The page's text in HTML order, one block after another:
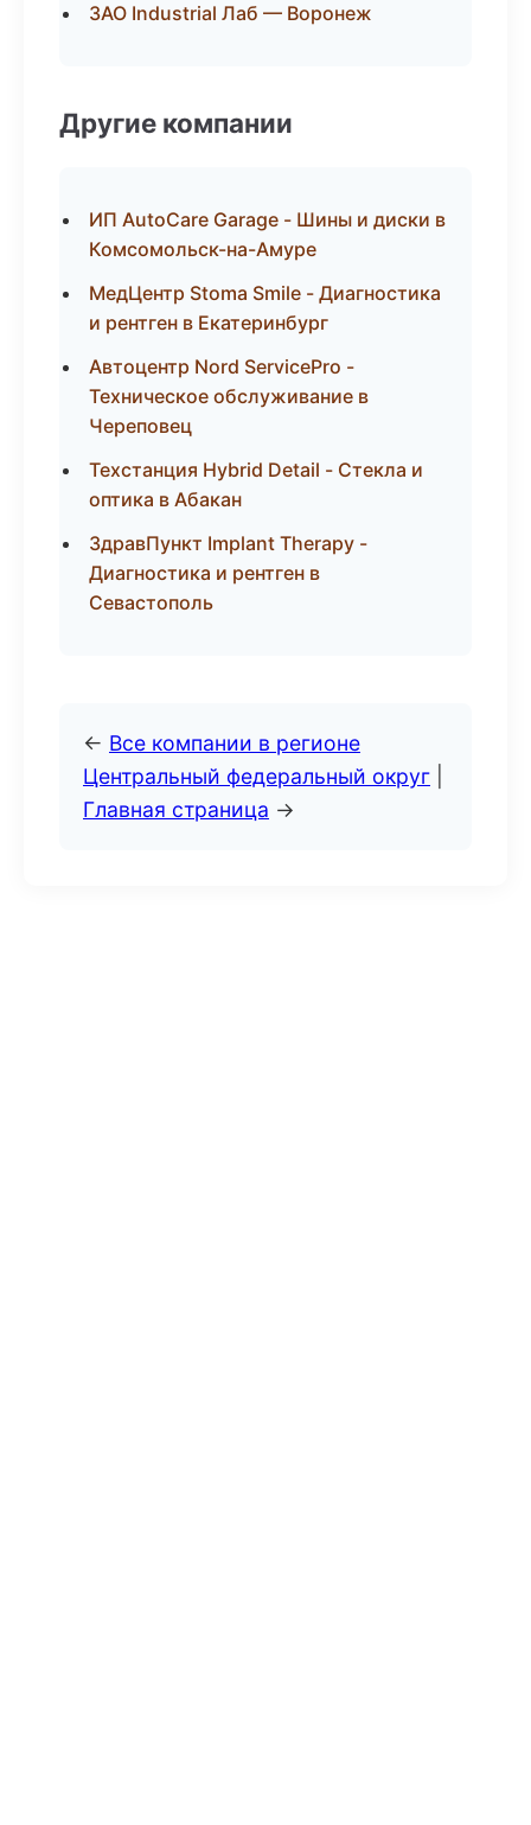
ЗАО Industrial Лаб — Воронеж
Другие компании
ИП AutoCare Garage - Шины и диски в
Комсомольск-на-Амуре
МедЦентр Stoma Smile - Диагностика
и рентген в Екатеринбург
Автоцентр Nord ServicePro -
Техническое обслуживание в
Череповец
Техстанция Hybrid Detail - Стекла и
оптика в Абакан
ЗдравПункт Implant Therapy -
Диагностика и рентген в
Севастополь
← Все компании в регионе
Центральный федеральный округ
Главная страница →